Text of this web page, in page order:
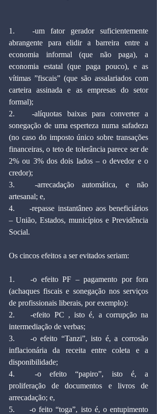
1.	-um fator gerador suficientemente
abrangente para elidir a barreira entre a
economia informal (que não paga), a
economia estatal (que paga pouco), e as
vítimas ”fiscais” (que são assalariados com
carteira assinada e as empresas do setor
formal);
2.	-alíquotas baixas para converter a
sonegação de uma esperteza numa safadeza
(no caso do imposto único sobre transações
financeiras, o teto de tolerância parece ser de
2% ou 3% dos dois lados – o devedor e o
credor);
3.	-arrecadação automática, e não
artesanal; e,
4.	-repasse instantâneo aos beneficiários
– União, Estados, municípios e Previdência
Social.
Os cincos efeitos a ser evitados seriam:
1.	-o efeito PF – pagamento por fora
(achaques fiscais e sonegação nos serviços
de profissionais liberais, por exemplo):
2.	-efeito PC , isto é, a corrupção na
intermediação de verbas;
3.	-o efeito “Tanzi”, isto é, a corrosão
inflacionária da receita entre coleta e a
disponibilidade;
4.	-o efeito “papiro”, isto é, a
proliferação de documentos e livros de
arrecadação; e,
5.	-o feito “toga”, isto é, o entupimento